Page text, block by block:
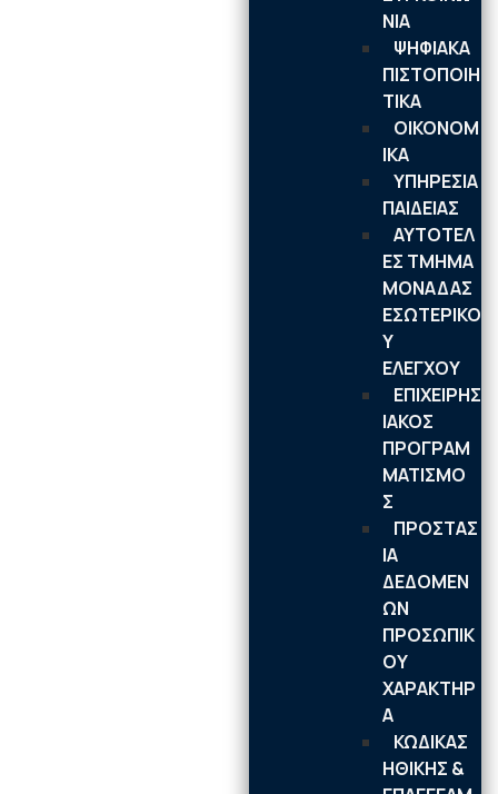
ΝΙΑ
ΨΗΦΙΑΚΑ
ΠΙΣΤΟΠΟΙΗ
ΤΙΚΑ
ΟΙΚΟΝΟΜ
ΙΚΑ
ΥΠΗΡΕΣΙΑ
ΠΑΙΔΕΙΑΣ
ΑΥΤΟΤΕΛ
ΕΣ ΤΜΗΜΑ
ΜΟΝΑΔΑΣ
ΕΣΩΤΕΡΙΚΟ
Υ
ΕΛΕΓΧΟΥ
ΕΠΙΧΕΙΡΗΣ
ΙΑΚΟΣ
ΠΡΟΓΡΑΜ
ΜΑΤΙΣΜΟ
Σ
ΠΡΟΣΤΑΣ
ΙΑ
ΔΕΔΟΜΕΝ
ΩΝ
ΠΡΟΣΩΠΙΚ
ΟΥ
ΧΑΡΑΚΤΗΡ
Α
ΚΩΔΙΚΑΣ
ΗΘΙΚΗΣ &